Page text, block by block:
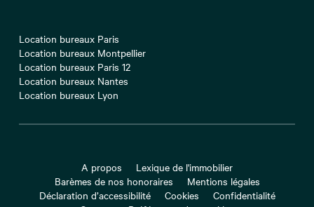
Location bureaux Paris
Location bureaux Montpellier
Location bureaux Paris 12
Location bureaux Nantes
Location bureaux Lyon
A propos
Lexique de l'immobilier
Barèmes de nos honoraires
Mentions légales
Déclaration d’accessibilité
Cookies
Confidentialité